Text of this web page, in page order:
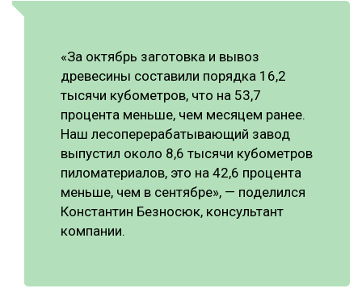
«За октябрь заготовка и вывоз
древесины составили порядка 16,2
тысячи кубометров, что на 53,7
процента меньше, чем месяцем ранее.
Наш лесоперерабатывающий завод
выпустил около 8,6 тысячи кубометров
пиломатериалов, это на 42,6 процента
меньше, чем в сентябре», — поделился
Константин Безносюк, консультант
компании.